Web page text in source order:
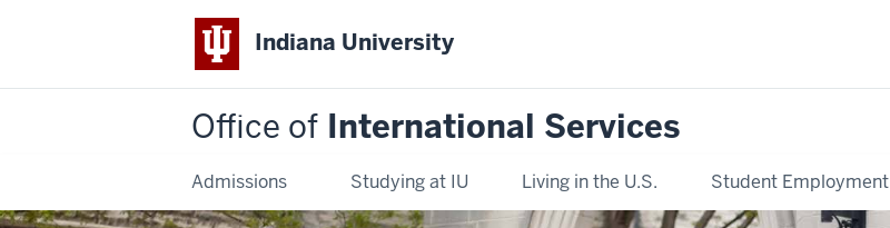
Indiana University
Office of International Services
Admissions Studying at IU Living in the U.S. Student Employment